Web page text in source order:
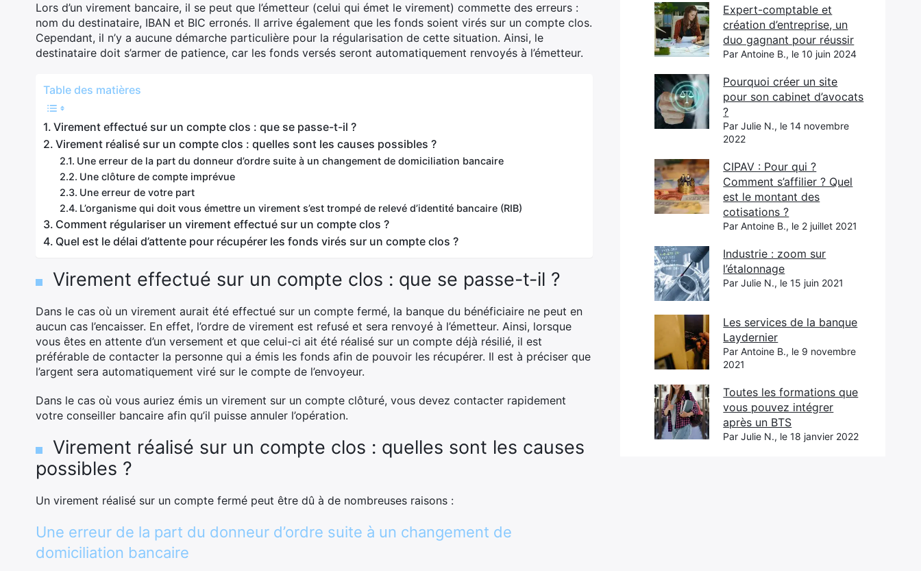
Lors d’un virement bancaire, il se peut que l’émetteur (celui qui émet le virement) commette des erreurs :
nom du destinataire, IBAN et BIC erronés. Il arrive également que les fonds soient virés sur un compte clos.
Cependant, il n’y a aucune démarche particulière pour la régularisation de cette situation. Ainsi, le
destinataire doit s’armer de patience, car les fonds versés seront automatiquement renvoyés à l’émetteur.
Table des matières
Virement effectué sur un compte clos : que se passe-t-il ?
Virement réalisé sur un compte clos : quelles sont les causes possibles ?
Une erreur de la part du donneur d’ordre suite à un changement de domiciliation bancaire
Une clôture de compte imprévue
Une erreur de votre part
L’organisme qui doit vous émettre un virement s’est trompé de relevé d’identité bancaire (RIB)
Comment régulariser un virement effectué sur un compte clos ?
Quel est le délai d’attente pour récupérer les fonds virés sur un compte clos ?
Virement effectué sur un compte clos : que se passe-t-il ?
Dans le cas où un virement aurait été effectué sur un compte fermé, la banque du bénéficiaire ne peut en
aucun cas l’encaisser. En effet, l’ordre de virement est refusé et sera renvoyé à l’émetteur. Ainsi, lorsque
vous êtes en attente d’un versement et que celui-ci ait été réalisé sur un compte déjà résilié, il est
préférable de contacter la personne qui a émis les fonds afin de pouvoir les récupérer. Il est à préciser que
l’argent sera automatiquement viré sur le compte de l’envoyeur.
Dans le cas où vous auriez émis un virement sur un compte clôturé, vous devez contacter rapidement
votre conseiller bancaire afin qu’il puisse annuler l’opération.
Virement réalisé sur un compte clos : quelles sont les causes
possibles ?
Un virement réalisé sur un compte fermé peut être dû à de nombreuses raisons :
Une erreur de la part du donneur d’ordre suite à un changement de
domiciliation bancaire
Expert-comptable et
création d’entreprise, un
duo gagnant pour réussir
Par Antoine B., le 10 juin 2024
Pourquoi créer un site
pour son cabinet d’avocats
?
Par Julie N., le 14 novembre
2022
CIPAV : Pour qui ?
Comment s’affilier ? Quel
est le montant des
cotisations ?
Par Antoine B., le 2 juillet 2021
Industrie : zoom sur
l’étalonnage
Par Julie N., le 15 juin 2021
Les services de la banque
Laydernier
Par Antoine B., le 9 novembre
2021
Toutes les formations que
vous pouvez intégrer
après un BTS
Par Julie N., le 18 janvier 2022